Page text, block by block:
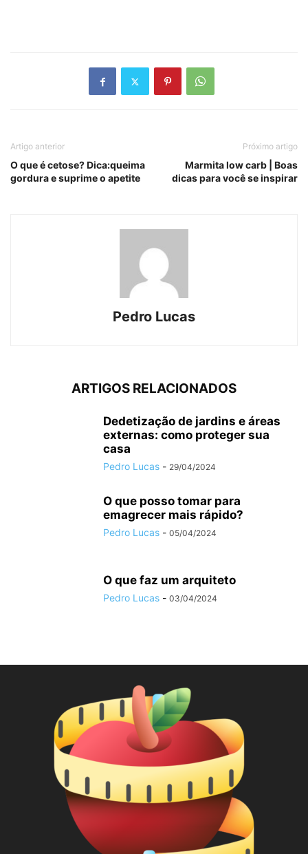
Artigo anterior
O que é cetose? Dica:queima
gordura e suprime o apetite
Próximo artigo
Marmita low carb | Boas
dicas para você se inspirar
Pedro Lucas
ARTIGOS RELACIONADOS
Dedetização de jardins e áreas
externas: como proteger sua
casa
Pedro Lucas - 29/04/2024
O que posso tomar para
emagrecer mais rápido?
Pedro Lucas - 05/04/2024
O que faz um arquiteto
Pedro Lucas - 03/04/2024